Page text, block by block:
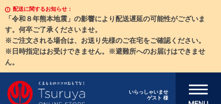
配送に関するお知らせ：
「令和８年熊本地震」の影響により配送遅延の可能性がございま
す。何卒ご了承くださいませ。
※ご注文される場合は、お送り先様のご在宅をご確認ください。
※日時指定はお受けできません。※避難所へのお届けはできませ
ん。
いらっしゃいませ
ゲスト 様
メニューを開